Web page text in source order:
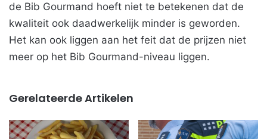
de Bib Gourmand hoeft niet te betekenen dat de
kwaliteit ook daadwerkelijk minder is geworden.
Het kan ook liggen aan het feit dat de prijzen niet
meer op het Bib Gourmand-niveau liggen.
Gerelateerde Artikelen